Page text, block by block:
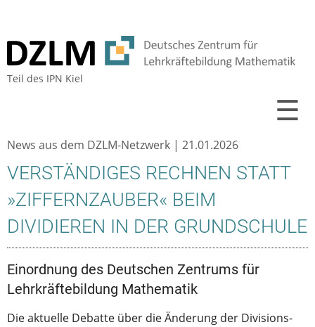
Teil des IPN Kiel
☰
News aus dem DZLM-Netzwerk | 21.01.2026
VERSTÄNDIGES RECHNEN STATT
»ZIFFERNZAUBER« BEIM
DIVIDIEREN IN DER GRUNDSCHULE
Einordnung des Deutschen Zentrums für
Lehrkräftebildung Mathematik
Die aktuelle Debatte über die Änderung der Divisions-